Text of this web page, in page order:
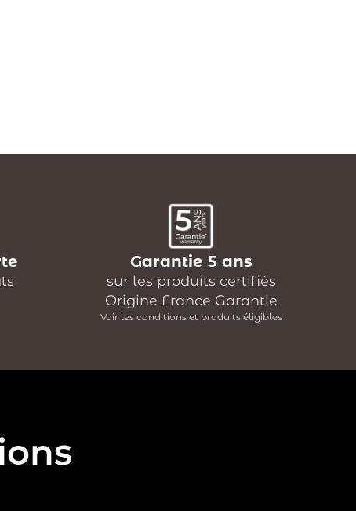
Garantie 5 ans
sur les produits certifiés
Origine France Garantie
Voir les conditions et produits éligibles